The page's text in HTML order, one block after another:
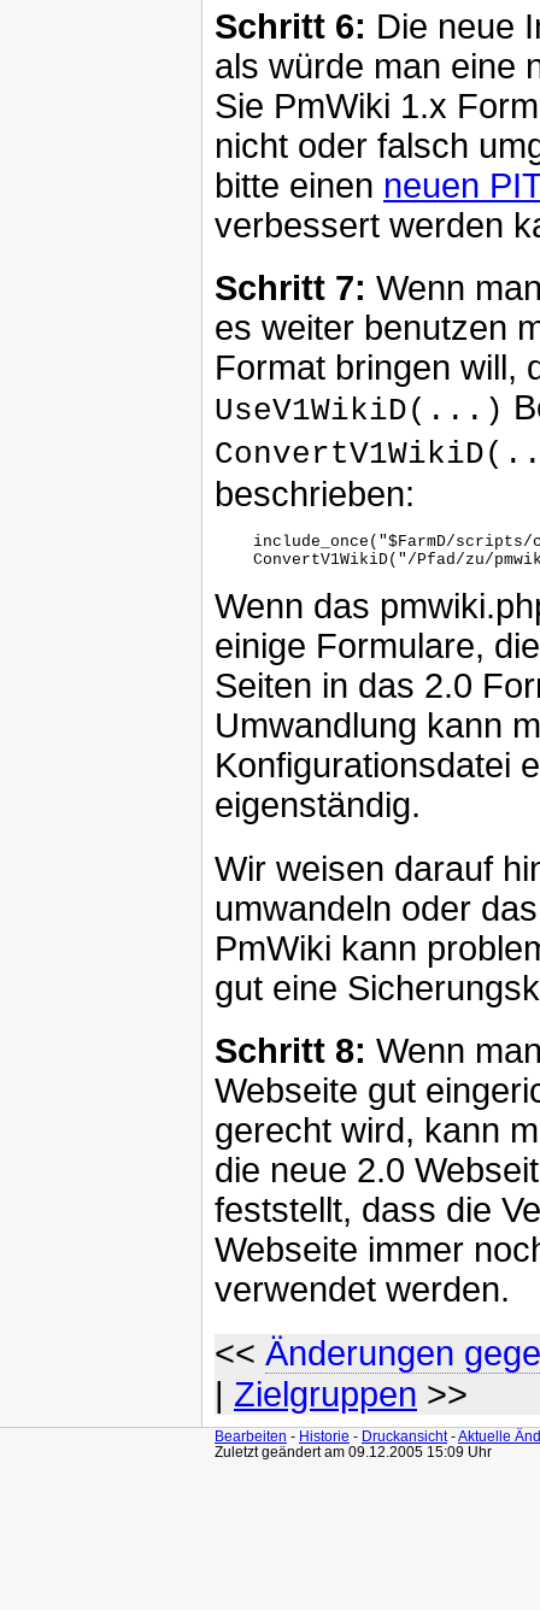
Schritt 6: Die neue
als würde man eine
Sie PmWiki 1.x
nicht oder falsch
bitte einen neuen
verbessert werden
Schritt 7: Wenn
es weiter benutzen
Format bringen will,
UseV1WikiD(...)
beschrieben:
include_once("$FarmD/scripts/
ConvertV1WikiD("/Pfad/zu/
Wenn das
einige Formulare,
Seiten in das 2.0
Umwandlung kann
Konfigurationsdatei
eigenständig.
Wir weisen darauf
umwandeln oder
PmWiki kann
gut eine
Schritt 8: Wenn
Webseite gut
gerecht wird, kann
die neue 2.0
feststellt, dass die
Webseite immer
verwendet werden.
<< Änderungen
| Zielgruppen >>
Bearbeiten - Historie - Druckansicht-Aktuelle
Zuletzt geändert am 09.12.2005 15:09 Uhr